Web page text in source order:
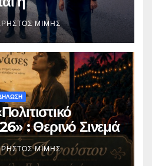
της οδού
ΜΊΜΗΣ
: Θερινό Σινεμά
ταινία
ΜΊΜΗΣ